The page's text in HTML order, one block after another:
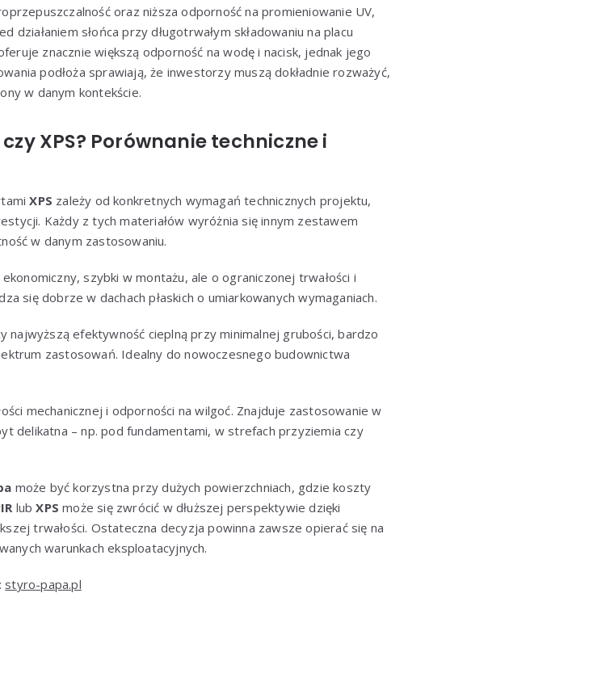
oraz niższa odporność na promieniowanie UV,
działaniem słońca przy długotrwałym składowaniu na placu
znacznie większą odporność na wodę i nacisk, jednak jego
podłoża sprawiają, że inwestorzy muszą dokładnie rozważyć,
w danym kontekście.
XPS? Porównanie techniczne i
XPS zależy od konkretnych wymagań technicznych projektu,
Każdy z tych materiałów wyróżnia się innym zestawem
w danym zastosowaniu.
szybki w montażu, ale o ograniczonej trwałości i
się dobrze w dachach płaskich o umiarkowanych wymaganiach.
najwyższą efektywność cieplną przy minimalnej grubości, bardzo
zastosowań. Idealny do nowoczesnego budownictwa
mechanicznej i odporności na wilgoć. Znajduje zastosowanie w
delikatna – np. pod fundamentami, w strefach przyziemia czy
może być korzystna przy dużych powierzchniach, gdzie koszty
lubXPS może się zwrócić w dłuższej perspektywie dzięki
trwałości. Ostateczna decyzja powinna zawsze opierać się na
warunkach eksploatacyjnych.
styro-papa.pl